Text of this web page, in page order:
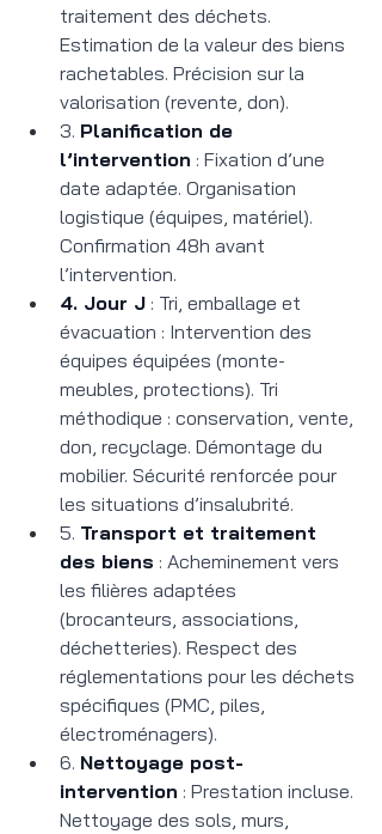
traitement des déchets.
Estimation de la valeur des biens
rachetables. Précision sur la
valorisation (revente, don).
3. Planification de
l’intervention : Fixation d’une
date adaptée. Organisation
logistique (équipes, matériel).
Confirmation 48h avant
l’intervention.
4. Jour J : Tri, emballage et
évacuation : Intervention des
équipes équipées (monte-
meubles, protections). Tri
méthodique : conservation, vente,
don, recyclage. Démontage du
mobilier. Sécurité renforcée pour
les situations d’insalubrité.
5. Transport et traitement
des biens : Acheminement vers
les filières adaptées
(brocanteurs, associations,
déchetteries). Respect des
réglementations pour les déchets
spécifiques (PMC, piles,
électroménagers).
6. Nettoyage post-
intervention : Prestation incluse.
Nettoyage des sols, murs,